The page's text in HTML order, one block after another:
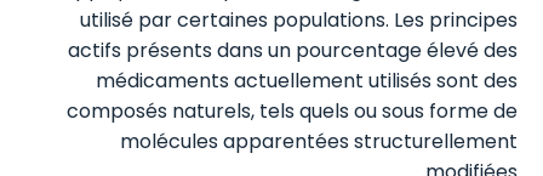
utilisé par certaines populations. Les principes
actifs présents dans un pourcentage élevé des
médicaments actuellement utilisés sont des
composés naturels, tels quels ou sous forme de
molécules apparentées structurellement